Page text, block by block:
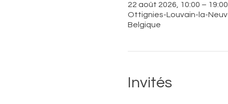
22 août 2026, 10:00 – 19:00
Ottignies-Louvain-la-
Belgique
Invités